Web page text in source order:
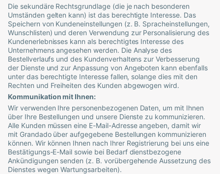
Die sekundäre Rechtsgrundlage (die je nach besonderen
Umständen gelten kann) ist das berechtigte Interesse. Das
Speichern von Kundeneinstellungen (z. B. Spracheinstellungen,
Wunschlisten) und deren Verwendung zur Personalisierung des
Kundenerlebnisses kann als berechtigtes Interesse des
Unternehmens angesehen werden. Die Analyse des
Bestellverlaufs und des Kundenverhaltens zur Verbesserung
der Dienste und zur Anpassung von Angeboten kann ebenfalls
unter das berechtigte Interesse fallen, solange dies mit den
Rechten und Freiheiten des Kunden abgewogen wird.
Kommunikation mit Ihnen:
Wir verwenden Ihre personenbezogenen Daten, um mit Ihnen
über Ihre Bestellungen und unsere Dienste zu kommunizieren.
Alle Kunden müssen eine E-Mail-Adresse angeben, damit wir
mit Grandadoüber aufgegebene Bestellungen kommunizieren
können. Wir können Ihnen nach Ihrer Registrierung bei uns eine
Bestätigungs-E-Mail sowie bei Bedarf dienstbezogene
Ankündigungen senden (z. B. vorübergehende Aussetzung des
Dienstes wegen Wartungsarbeiten).